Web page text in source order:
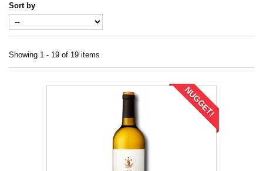
Sort by
Showing 1 - 19 of 19 items
NUGGET!